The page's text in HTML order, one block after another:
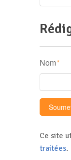
Nom *
Ce site
traitées.